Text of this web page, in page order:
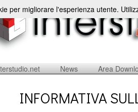
News Area
INFORMATIVA
per migliorare l'esperienza utente.